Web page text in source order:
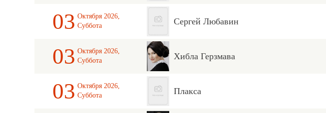
03 Октября 2026,
Суббота
Сергей Любавин
03 Октября 2026,
Суббота
Хибла Герзмава
03 Октября 2026,
Суббота
Плакса